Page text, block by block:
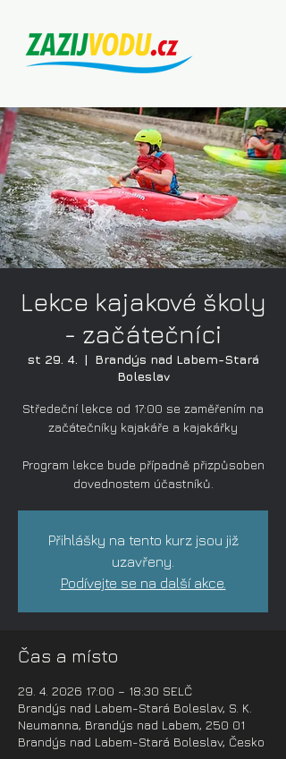
Lekce kajakové školy
- začátečníci
st 29. 4.
  |
Brandýs nad Labem-Stará
Boleslav
Středeční lekce od 17:00 se zaměřením na
začátečníky kajakáře a kajakářky
Program lekce bude případně přizpůsoben
dovednostem účastníků.
Přihlášky na tento kurz jsou již
uzavřeny.
Podívejte se na další akce.
Čas a místo
29. 4. 2026 17:00 – 18:30 SELČ
Brandýs nad Labem-Stará Boleslav, S. K.
Neumanna, Brandýs nad Labem, 250 01
Brandýs nad Labem-Stará Boleslav, Česko